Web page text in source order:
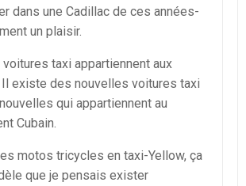
dans une Cadillac de ces années-
un plaisir.
taxi appartiennent aux
existe des nouvelles voitures taxi
qui appartiennent au
Cubain.
motos tricycles en taxi-Yellow, ça
que je pensais exister